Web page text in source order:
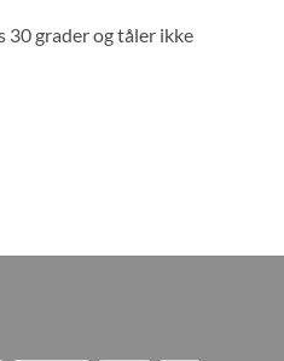
30 grader og tåler ikke